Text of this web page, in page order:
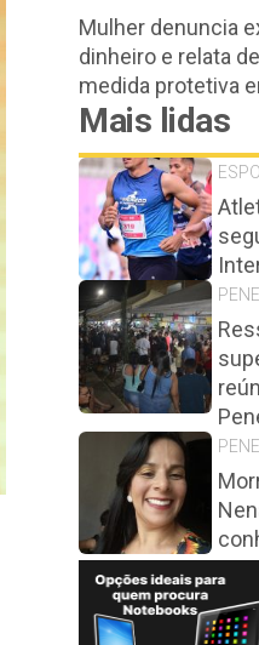
Mulher denuncia
dinheiro e relata
medida protetiva
Mais lidas